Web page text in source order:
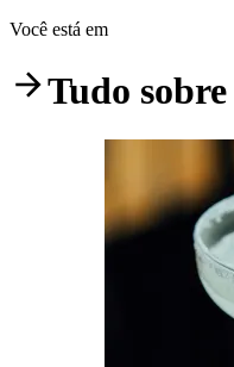
Você está em
Tudo sobre